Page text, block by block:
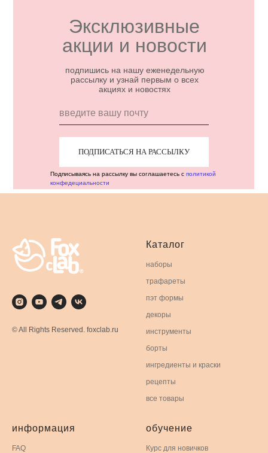
Эксклюзивные
акции и новости
ПОДПИСАТЬСЯ НА РАССЫЛКУ
подпишись на нашу еженедельную
рассылку и узнай первым о всех
акциях и новостях
Подписываясь на рассылку вы соглашаетесь с политикой
конфедециальности
© All Rights Reserved. foxclab.ru
Каталог
наборы
трафареты
пэт формы
декоры
инструменты
борты
ингредиенты и краски
рецепты
все товары
информация
FAQ
обучение
Курс для новичков